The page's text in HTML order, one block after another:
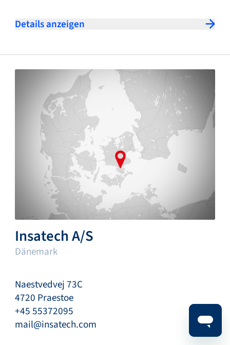
Details anzeigen
Insatech A/S
Dänemark
Naestvedvej 73C
4720 Praestoe
+45 55372095
mail@insatech.com